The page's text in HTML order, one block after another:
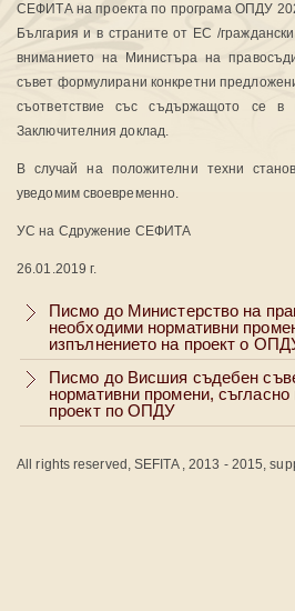
СЕФИТА на проекта по програма ОПДУ
България и в страните от ЕС /
вниманието на Министъра на
съвет формулирани конкретни
съответствие със съдържащото се в
Заключителния доклад.
В случай на положителни техни
уведомим своевременно.
УС на Сдружение СЕФИТА
26.01.2019 г.
Писмо до Министерство на
необходими нормативни
изпълнението на проект о
Писмо до Висшия съдебен
нормативни промени, съгласно
проект по ОПДУ
All rights reserved, SEFITA , 2013 - 2015,